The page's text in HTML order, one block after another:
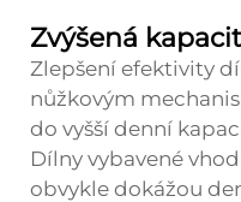
Zvýšená
Zlepšení efektivity
nůžkovým
do vyšší denní
Dílny vybavené
obvykle dokážou